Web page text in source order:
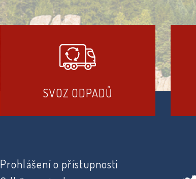
SVOZ ODPADŮ
Prohlášení o přístupnosti